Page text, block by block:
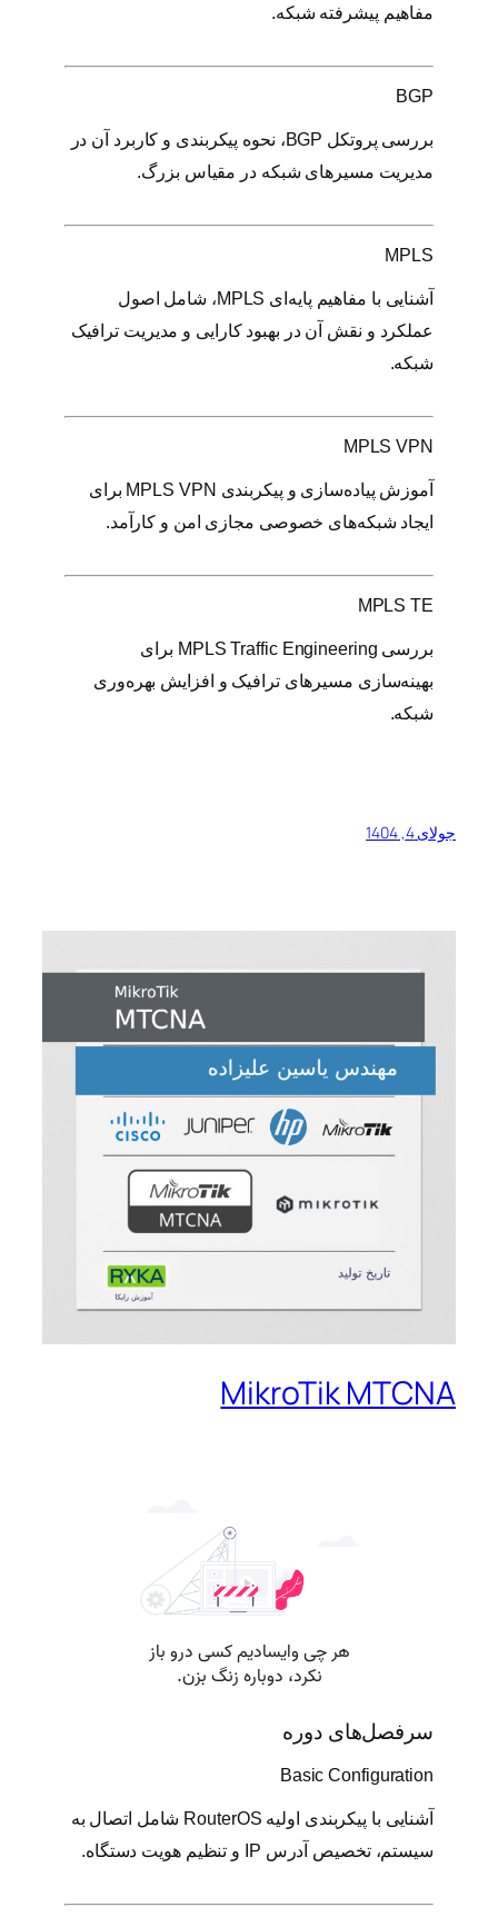
مفاهیم پیشرفته شبکه.
BGP
بررسی پروتکل BGP، نحوه پیکربندی و کاربرد آن در
مدیریت مسیرهای شبکه در مقیاس بزرگ.
MPLS
آشنایی با مفاهیم پایه‌ای MPLS، شامل اصول
عملکرد و نقش آن در بهبود کارایی و مدیریت ترافیک
شبکه.
MPLS VPN
آموزش پیاده‌سازی و پیکربندی MPLS VPN برای
ایجاد شبکه‌های خصوصی مجازی امن و کارآمد.
MPLS TE
بررسی MPLS Traffic Engineering برای
بهینه‌سازی مسیرهای ترافیک و افزایش بهره‌وری
شبکه.
جولای 4, 1404
MikroTik MTCNA
سرفصل‌های دوره
Basic Configuration
آشنایی با پیکربندی اولیه RouterOS شامل اتصال به
سیستم، تخصیص آدرس IP و تنظیم هویت دستگاه.